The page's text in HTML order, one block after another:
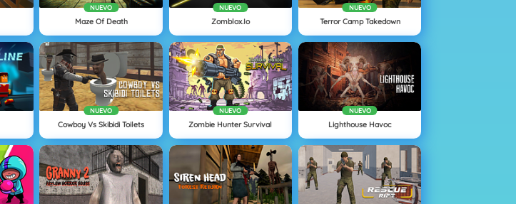
NUEVO
Maze Of Death
NUEVO
Zomblox.io
NUEVO
Terror Camp Takedown
NUEVO
Cowboy Vs Skibidi Toilets
NUEVO
Zombie Hunter Survival
NUEVO
Lighthouse Havoc